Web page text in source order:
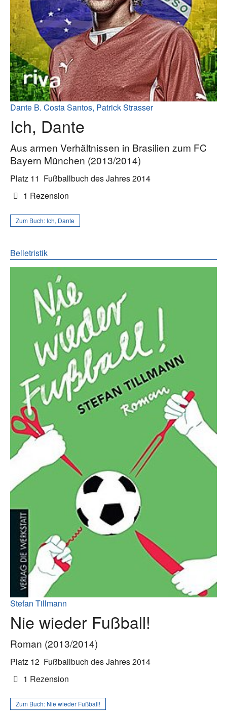
Dante B. Costa Santos, Patrick Strasser
Ich, Dante
Aus armen Verhältnissen in Brasilien zum FC
Bayern München (2013/2014)
Platz 11 Fußballbuch des Jahres 2014
1 Rezension
Zum Buch: Ich, Dante
Belletristik
Stefan Tillmann
Nie wieder Fußball!
Roman (2013/2014)
Platz 12 Fußballbuch des Jahres 2014
1 Rezension
Zum Buch: Nie wieder Fußball!